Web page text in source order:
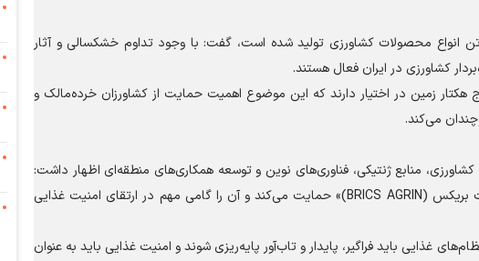
اینکه در سال ۲۰۲۵ در ایران بیش از ۱۳۵ میلیون تن انواع محصولات کشاورزی تولید شده است، گفت: با وجود تداوم خشکسالی و آثار
کمتر از پنج هکتار زمین در اختیار دارند که این موضوع اهمیت حمایت از کشاورزان خرده‌مالک و
می‌کند.
منابع ژنتیکی، فناوری‌های نوین و توسعه همکاری‌های منطقه‌ای اظهار داشت:
ایران از ابتکار «شبکه نهاده‌های کشاورزی، منابع ژنتیکی و اطلاعات بریکس (BRICS AGRIN)» حمایت می‌کند و آن را گامی مهم در ارتقای امنیت غذایی
غذایی باید فراگیر، پایدار و تاب‌آور پایه‌ریزی شوند و امنیت غذایی باید به عنوان